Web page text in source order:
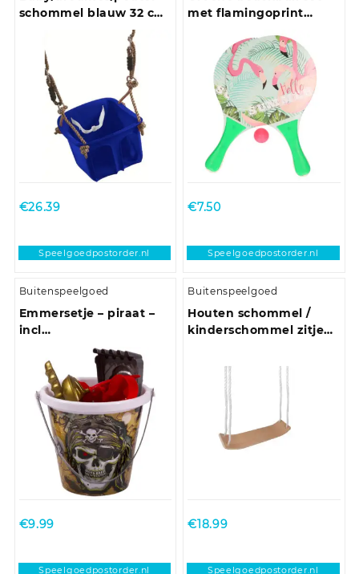
schommel blauw 32 cm
€26.39
Speelgoedpostorder.nl
met flamingoprint
€7.50
Speelgoedpostorder.nl
Buitenspeelgoed
Emmersetje – piraat –
incl
schepje/harkje/vormpjes
– speelgoed
€9.99
Speelgoedpostorder.nl
Buitenspeelgoed
Houten schommel /
kinderschommel zitje
€18.99
Speelgoedpostorder.nl